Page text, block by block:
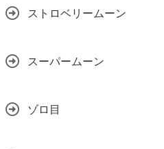
ストロベリームーン
スーパームーン
ゾロ目